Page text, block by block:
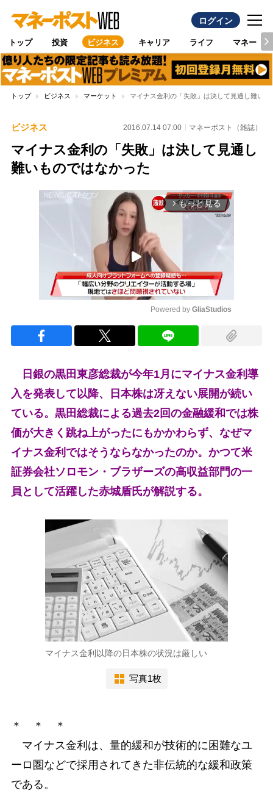
ログイン
トップ 投資 ビジネス キャリア ライフ マネー
トップ ビジネス マーケット マイナス金利の「失敗」は決して見通し難いも
ビジネス 2016.07.14 07:00 マネーポスト（雑誌）
マイナス金利の「失敗」は決して見通し
難いものではなかった
arrow_forward_ios もっと見る
Powered by GliaStudios
日銀の黒田東彦総裁が今年1月にマイナス金利導
入を発表して以降、日本株は冴えない展開が続い
ている。黒田総裁による過去2回の金融緩和では株
価が大きく跳ね上がったにもかかわらず、なぜマ
イナス金利ではそうならなかったのか。かつて米
証券会社ソロモン・ブラザーズの高収益部門の一
員として活躍した赤城盾氏が解説する。
マイナス金利以降の日本株の状況は厳しい
写真1枚
＊ ＊ ＊
マイナス金利は、量的緩和が技術的に困難なユ
ーロ圏などで採用されてきた非伝統的な緩和政策
である。